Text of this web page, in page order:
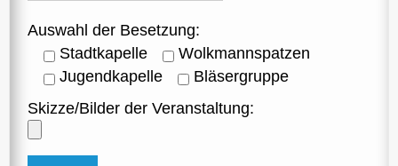
Auswahl der Besetzung:
Stadtkapelle
Wolkmannspatzen
Jugendkapelle
Bläsergruppe
Skizze/Bilder der Veranstaltung: